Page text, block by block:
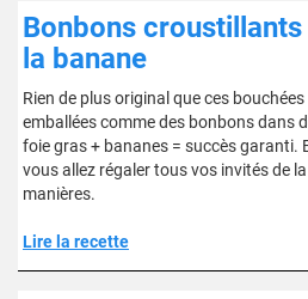
Bonbons
la banane
Rien de plus original que ces
emballées comme des bonbons dans
foie gras + bananes = succès garanti.
vous allez régaler tous vos invités de
manières.
Lire la recette